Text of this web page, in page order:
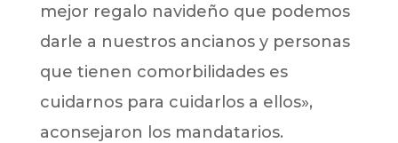
mejor regalo navideño que podemos
darle a nuestros ancianos y personas
que tienen comorbilidades es
cuidarnos para cuidarlos a ellos»,
aconsejaron los mandatarios.